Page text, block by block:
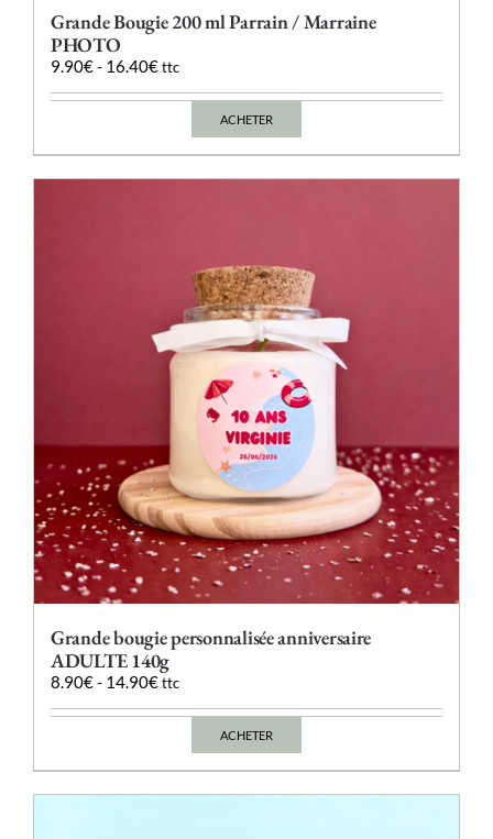
Grande Bougie 200 ml Parrain / Marraine
PHOTO
9.90€- 16.40€ ttc
ACHETER
Ce
peuvent
être
choisies
sur
la
page
du
produit
Grande bougie personnalisée anniversaire
ADULTE 140g
8.90€- 14.90€ ttc
ACHETER
Ce